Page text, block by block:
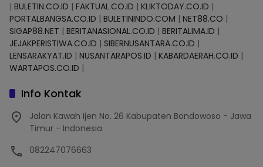
| BULETIN.CO.ID | FAKTUAL.CO.ID | KLIKTODAY.CO.ID |
PORTALBANGSA.CO.ID | BULETININDO.COM | NET88.CO |
SIGAP88.NET | BERITANASIONAL.CO.ID | BERITALIMA.ID |
JEJAKPERISTIWA.CO.ID | SIBERNUSANTARA.CO.ID |
LENSARAKYAT.ID | NUSANTARAPOS.ID | KABARDAERAH.CO.ID |
WARTAPOS.CO.ID |
Info Kontak
Jalan Kawah Ijen No. 26 Kabupaten Bondowoso - Jawa
Timur - Indonesia
082247076663